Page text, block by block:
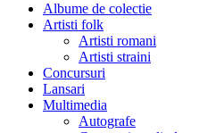
Albume de colectie
Artisti folk
Artisti romani
Artisti straini
Concursuri
Lansari
Multimedia
Autografe